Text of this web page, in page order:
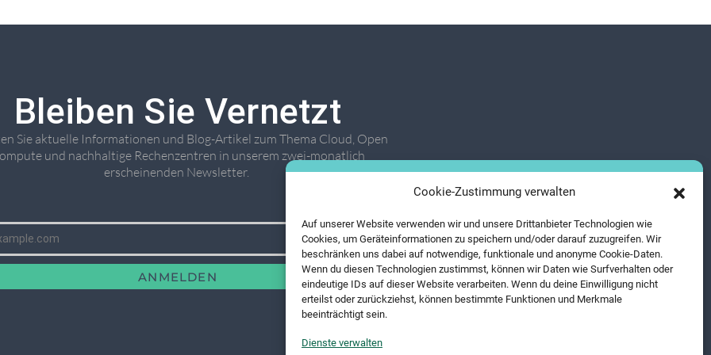
Cookie-Zustimmung verwalten
Auf unserer Website verwenden wir und unsere Drittanbieter Technologien wie
Cookies, um Geräteinformationen zu speichern und/oder darauf zuzugreifen. Wir
beschränken uns dabei auf notwendige, funktionale und anonyme Cookie-Daten.
Wenn du diesen Technologien zustimmst, können wir Daten wie Surfverhalten oder
eindeutige IDs auf dieser Website verarbeiten. Wenn du deine Einwilligung nicht
erteilst oder zurückziehst, können bestimmte Funktionen und Merkmale
beeinträchtigt sein.
Dienste verwalten
Bleiben Sie Vernetzt
Sie aktuelle Informationen und Blog-Artikel zum Thema Cloud, Open
und nachhaltige Rechenzentren in unserem zwei-monatlich
erscheinenden Newsletter. ​
ANMELDEN